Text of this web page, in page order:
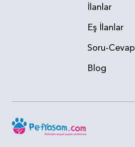
İlanlar
Eş İlanlar
Soru-Cevap
Blog